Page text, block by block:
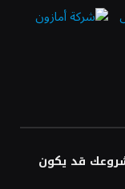
قد يكون